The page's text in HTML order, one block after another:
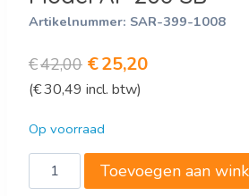
Artikelnummer: SAR-399-1008
€42,00 Oorspronkelijke
prijs
was:
€42,00.
€25,20Huidige
€25,20.
(€30,49 incl. btw)
Op voorraad
Saro
Afzetpaal
Toevoegen aan